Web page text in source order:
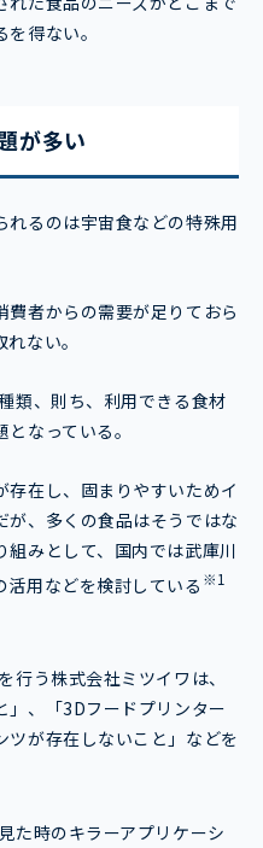
得ない。
が多い
れるのは宇宙食などの特殊用
費者からの需要が足りておら
ない。
類、則ち、利用できる食材
なっている。
在し、固まりやすいためイ
が、多くの食品はそうではな
みとして、国内では武庫川
用などを検討している ※1
行う株式会社ミツイワは、
」、「3Dフードプリンター
ツが存在しないこと」などを
た時のキラーアプリケーシ